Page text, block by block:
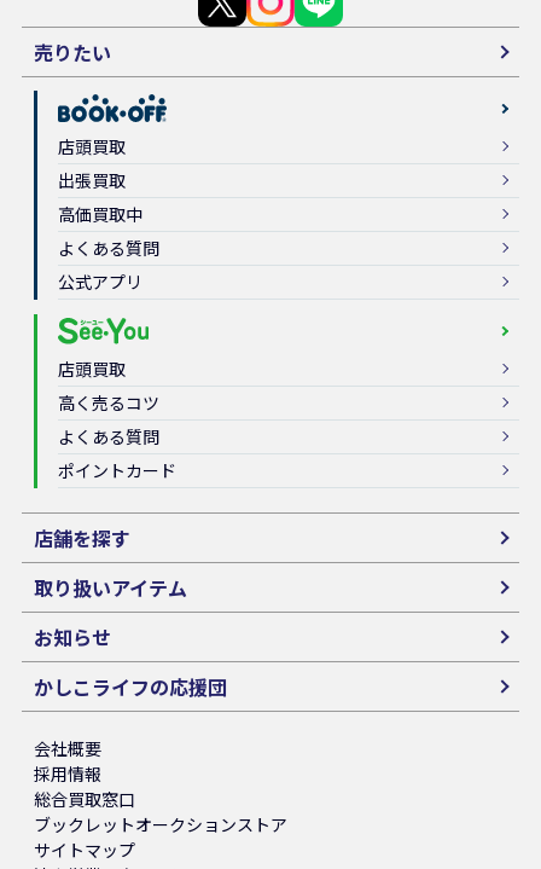
売りたい
店頭買取
出張買取
高価買取中
よくある質問
公式アプリ
店頭買取
高く売るコツ
よくある質問
ポイントカード
店舗を探す
取り扱いアイテム
お知らせ
かしこライフの応援団
会社概要
採用情報
総合買取窓口
ブックレットオークションストア
サイトマップ